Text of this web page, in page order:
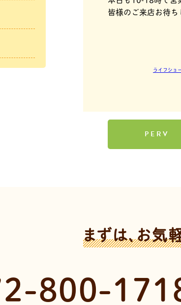
皆様のご来店お待
ライフショ
PERV
まずは、お気
800-